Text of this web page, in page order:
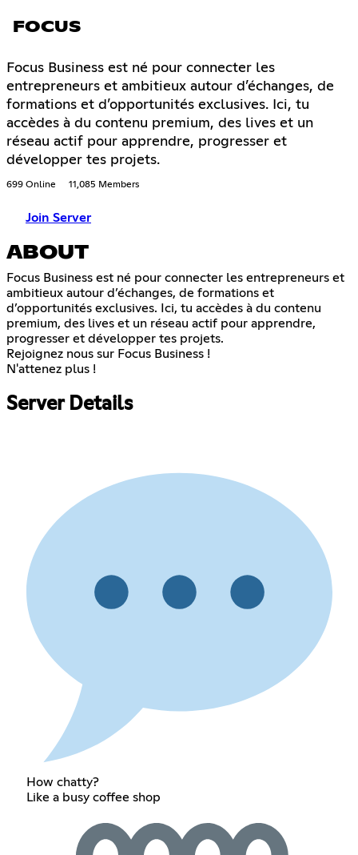
FOCUS
Focus Business est né pour connecter les
entrepreneurs et ambitieux autour d’échanges, de
formations et d’opportunités exclusives. Ici, tu
accèdes à du contenu premium, des lives et un
réseau actif pour apprendre, progresser et
développer tes projets.
699 Online 11,085 Members
Join Server
ABOUT
Focus Business est né pour connecter les entrepreneurs et
ambitieux autour d’échanges, de formations et
d’opportunités exclusives. Ici, tu accèdes à du contenu
premium, des lives et un réseau actif pour apprendre,
progresser et développer tes projets.
Rejoignez nous sur Focus Business !
N'attenez plus !
Server Details
How chatty?
Like a busy coffee shop